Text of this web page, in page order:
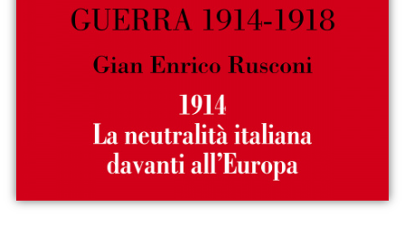
all’Europa